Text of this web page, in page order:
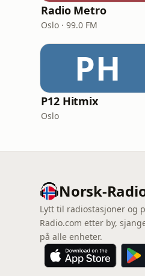
Radio Metro
Oslo · 99.0 FM
PH
P12 Hitmix
Oslo
Norsk-
Lytt til radiostasjoner og
Radio.com etter by,
på alle enheter.